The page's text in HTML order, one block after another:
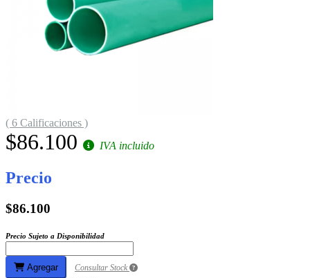
( 6 Calificaciones )
$86.100 IVA incluido
Precio
$86.100
Precio Sujeto a Disponibilidad
Agregar Consultar Stock